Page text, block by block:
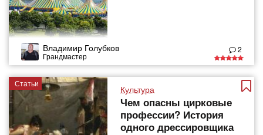
Владимир Голубков
Грандмастер
2
Статьи
Культура
Чем опасны цирковые
профессии? История
одного дрессировщика